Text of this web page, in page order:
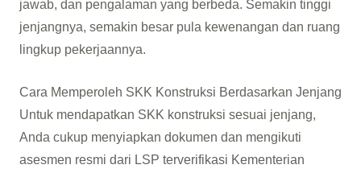
jawab, dan pengalaman yang berbeda. Semakin tinggi
jenjangnya, semakin besar pula kewenangan dan ruang
lingkup pekerjaannya.
Cara Memperoleh SKK Konstruksi Berdasarkan Jenjang
Untuk mendapatkan SKK konstruksi sesuai jenjang,
Anda cukup menyiapkan dokumen dan mengikuti
asesmen resmi dari LSP terverifikasi Kementerian